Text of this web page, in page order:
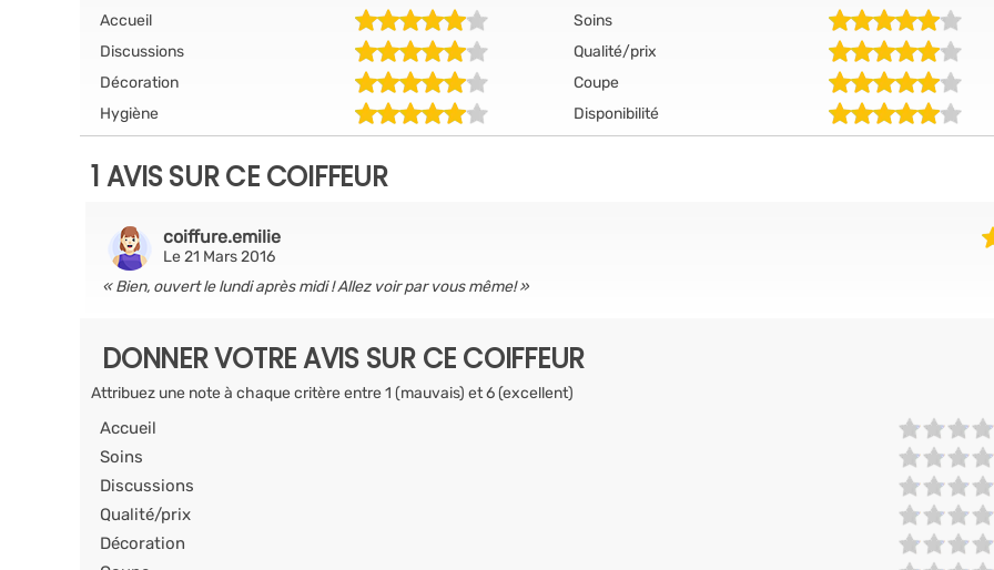
Accueil
Soins
Discussions
Qualité/prix
Décoration
Coupe
Hygiène
Disponibilité
1 AVIS SUR CE COIFFEUR
coiffure.emilie
Le 21 Mars 2016
Bien, ouvert le lundi après midi ! Allez voir par vous même!
DONNER VOTRE AVIS SUR CE COIFFEUR
Attribuez une note à chaque critère entre 1 (mauvais) et 6 (excellent)
Accueil
Soins
Discussions
Qualité/prix
Décoration